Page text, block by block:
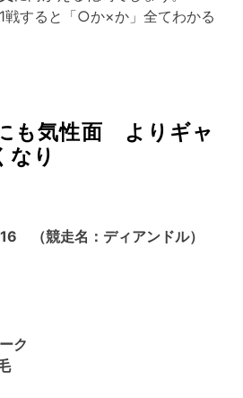
戦すると「○か×か」全てわかる
も気性面 よりギャ
なり
（競走名：ディアンドル）
ク